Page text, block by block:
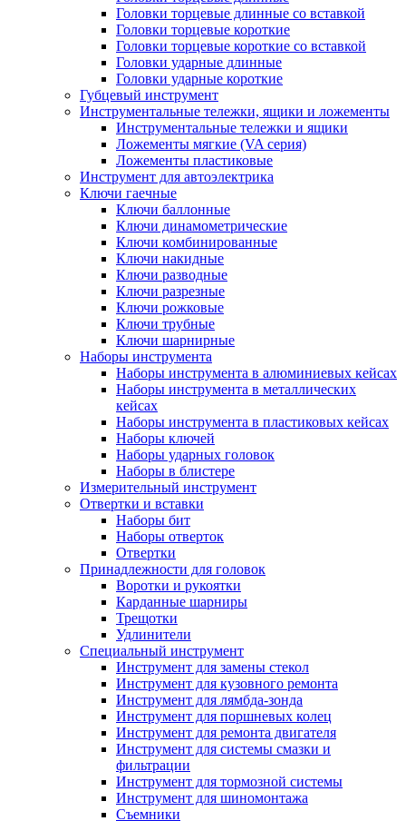
Головки торцевые длинные со вставкой
Головки торцевые короткие
Головки торцевые короткие со вставкой
Головки ударные длинные
Головки ударные короткие
Губцевый инструмент
Инструментальные тележки, ящики и ложементы
Инструментальные тележки и ящики
Ложементы мягкие (VA серия)
Ложементы пластиковые
Инструмент для автоэлектрика
Ключи гаечные
Ключи баллонные
Ключи динамометрические
Ключи комбинированные
Ключи накидные
Ключи разводные
Ключи разрезные
Ключи рожковые
Ключи трубные
Ключи шарнирные
Наборы инструмента
Наборы инструмента в алюминиевых кейсах
Наборы инструмента в металлических
кейсах
Наборы инструмента в пластиковых кейсах
Наборы ключей
Наборы ударных головок
Наборы в блистере
Измерительный инструмент
Отвертки и вставки
Наборы бит
Наборы отверток
Отвертки
Принадлежности для головок
Воротки и рукоятки
Карданные шарниры
Трещотки
Удлинители
Специальный инструмент
Инструмент для замены стекол
Инструмент для кузовного ремонта
Инструмент для лямбда-зонда
Инструмент для поршневых колец
Инструмент для ремонта двигателя
Инструмент для системы смазки и
фильтрации
Инструмент для тормозной системы
Инструмент для шиномонтажа
Съемники